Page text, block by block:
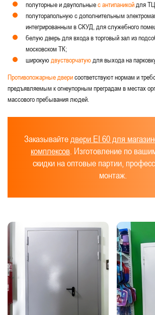
полуторные и двупольныес антипаникойдля
полуторапольную с дополнительным
интегрированным в СКУД, для служебного
белую дверь для входа в торговый зал из
московском ТК;
широкуюдвустворчатуюдля выхода на
Противопожарные дверисоответствуют нормам и
предъявляемым к огнеупорным преградам в местах
массового пребывания людей.
Заказывайтедвери EI 60 для
комплексов . Изготовление по
скидки на оптовые партии,
монтаж.